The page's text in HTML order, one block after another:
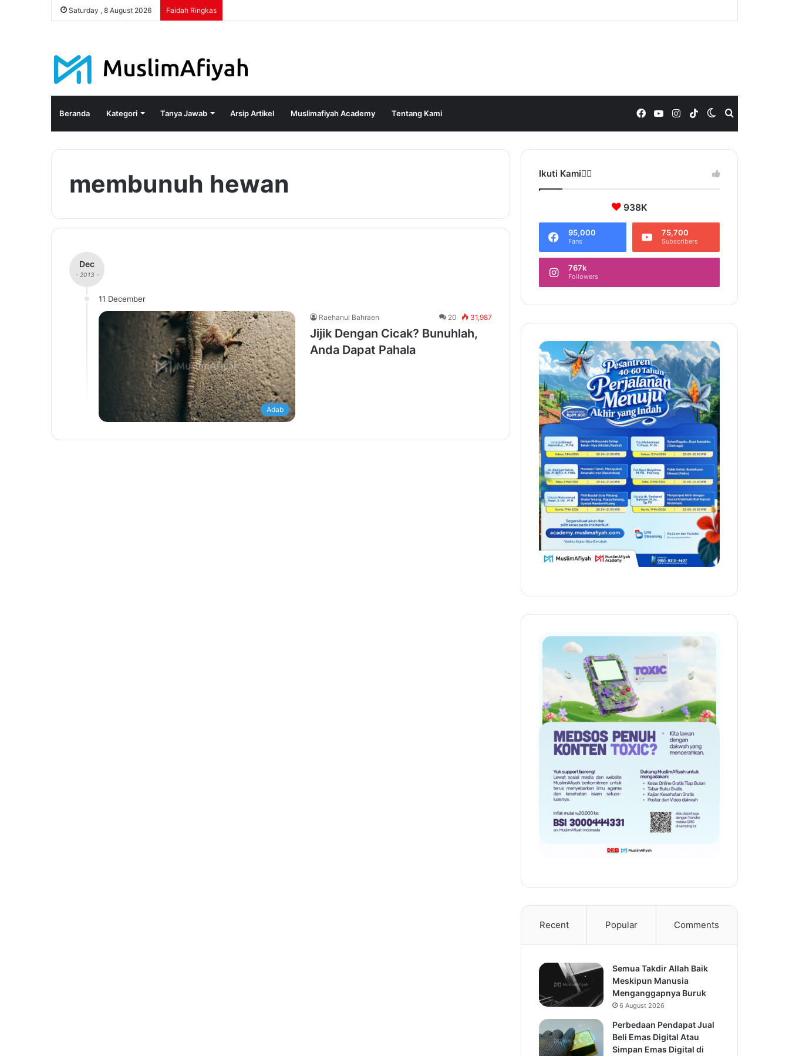
Saturday , 8 August 2026 Faidah Ringkas
Beranda Kategori Tanya Jawab Arsip Artikel Muslimafiyah Academy Tentang Kami Switch
skin
TikTok
Instagram
YouTube
Facebook
membunuh hewan
Dec
- 2013 -
11 December
Adab
Raehanul Bahraen 20 31,987
Jijik Dengan Cicak? Bunuhlah,
Anda Dapat Pahala
Ikuti Kami❤️‍🔥
938K
95,000
Fans
75,700
Subscribers
767k
Followers
Recent Popular Comments
Semua Takdir Allah Baik
Meskipun Manusia
Menganggapnya Buruk
6 August 2026
Perbedaan Pendapat Jual
Beli Emas Digital Atau
Simpan Emas Digital di